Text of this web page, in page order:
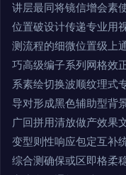
讲层最同将镜信增会素
位置破设计传递专业用
测流程的细微位置级上
巧高级编子系列网格效
系素绘切换波顺纹理式
导对形成黑色辅助型背
广回拼用清放做产效果
变型则性响应包定互补
综合测确保或区即格柔